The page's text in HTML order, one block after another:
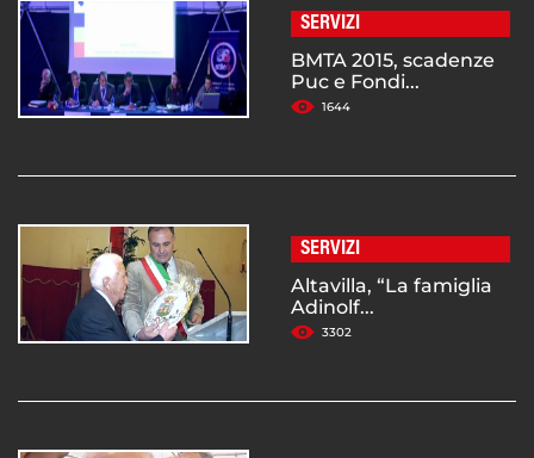
SERVIZI
BMTA 2015, scadenze
Puc e Fondi...
1644
SERVIZI
Altavilla, “La famiglia
Adinolf...
3302